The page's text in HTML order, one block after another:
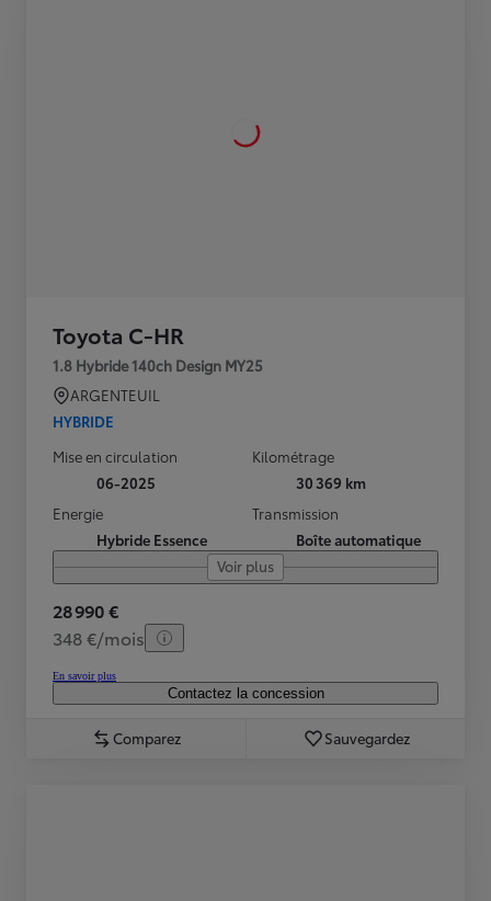
Toyota C-HR
1.8 Hybride 140ch Design MY25
ARGENTEUIL
HYBRIDE
Mise en circulation
06-2025
Kilométrage
30 369 km
Energie
Hybride Essence
Transmission
Boîte automatique
Voir plus
28 990 €
348 €/mois
En savoir plus
Contactez la concession
Comparez Sauvegardez